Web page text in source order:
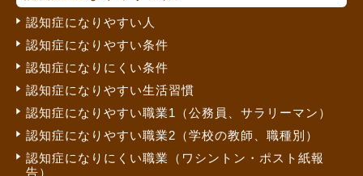
認知症になりやすい人
認知症になりやすい条件
認知症になりにくい条件
認知症になりやすい生活習慣
認知症になりやすい職業1（公務員、サラリーマン）
認知症になりやすい職業2（学校の教師、職種別）
認知症になりにくい職業（ワシントン・ポスト紙報
告）